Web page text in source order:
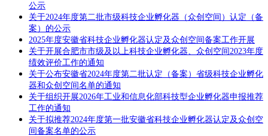
公示
关于2024年度第二批市级科技企业孵化器（众创空间）认定（备
案）的公示
2025年度安徽省科技企业孵化器认定及众创空间备案工作开展
关于开展合肥市市级及以上科技企业孵化器、众创空间2023年度
绩效评价工作的通知
关于公布安徽省2024年度第二批认定（备案）省级科技企业孵化
器和众创空间名单的通知
关于组织开展2026年工业和信息化部科技型企业孵化器申报推荐
工作的通知
关于拟推荐2024年度第一批安徽省科技企业孵化器认定及众创空
间备案名单的公示